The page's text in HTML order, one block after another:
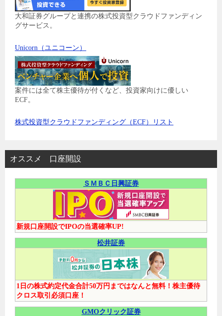
大和証券グループと連携の株式投資型クラウドファンディン
グサービス。
Unicorn（ユニコーン）
案件には全て株主優待が付くなど、投資家向けに優しい
ECF。
株式投資型クラウドファンディング（ECF）リスト
オススメ 口座開設
ＳＭＢＣ日興証券
新規口座開設でIPOの当選確率UP!
松井証券
1日の株式約定代金合計50万円まではなんと無料！株主優待
クロス取引必須口座！
GMOクリック証券